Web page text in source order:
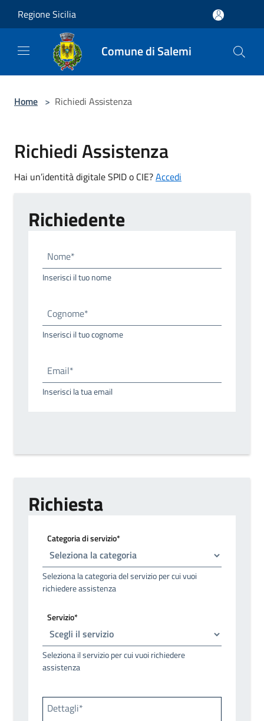
Regione Sicilia
Comune di Salemi
Home > Richiedi Assistenza
Richiedi Assistenza
Hai un’identità digitale SPID o CIE?Accedi
Richiedente
Nome*
Inserisci il tuo nome
Cognome*
Inserisci il tuo cognome
Email*
Inserisci la tua email
Richiesta
Categoria di servizio*
Seleziona la categoria del servizio per cui vuoi
richiedere assistenza
Servizio*
Seleziona il servizio per cui vuoi richiedere
assistenza
Dettagli*